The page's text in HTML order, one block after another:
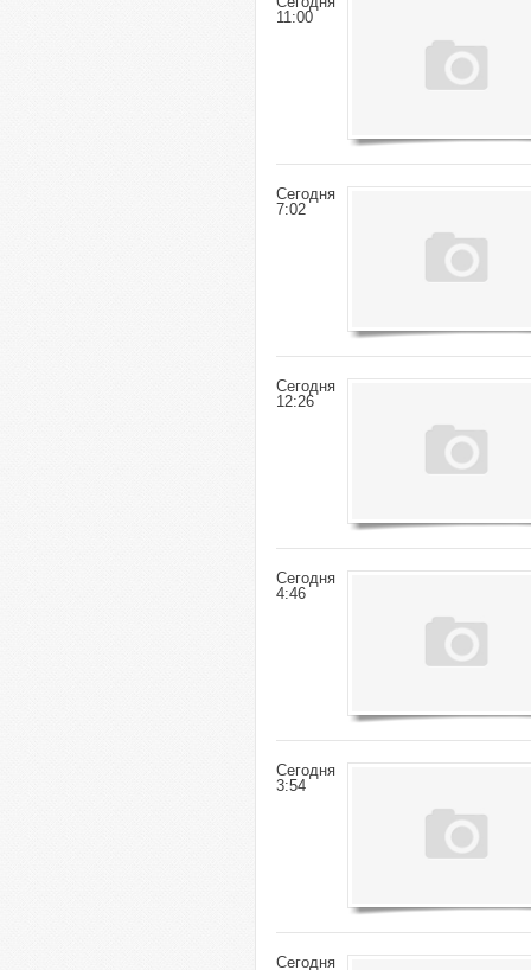
11:00
Сегодня
7:02
Сегодня
12:26
Сегодня
4:46
Сегодня
3:54
Сегодня